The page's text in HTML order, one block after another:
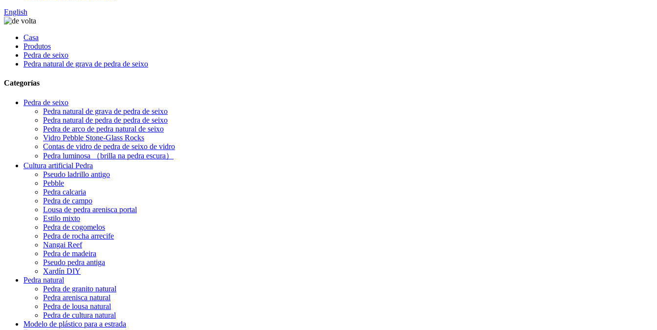
English
Casa
Produtos
Pedra de seixo
Pedra natural de grava de pedra de seixo
Categorías
Pedra de seixo
Pedra natural de grava de pedra de seixo
Pedra natural de pedra de pedra de seixo
Pedra de arco de pedra natural de seixo
Vidro Pebble Stone-Glass Rocks
Contas de vidro de pedra de seixo de vidro
Pedra luminosa （brilla na pedra escura）
Cultura artificial Pedra
Pseudo ladrillo antigo
Pebble
Pedra calcaria
Pedra de campo
Lousa de pedra arenisca portal
Estilo mixto
Pedra de cogomelos
Pedra de rocha arrecife
Nangai Reef
Pedra de madeira
Pseudo pedra antiga
Xardín DIY
Pedra natural
Pedra de granito natural
Pedra arenisca natural
Pedra de lousa natural
Pedra de cultura natural
Modelo de plástico para a estrada